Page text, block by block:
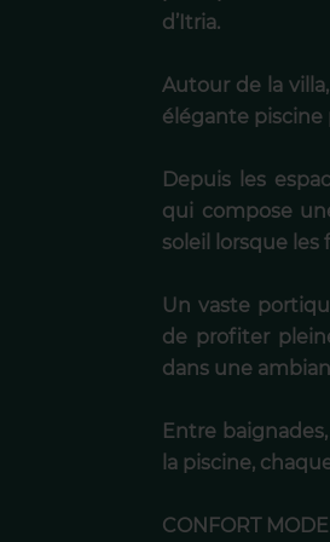
d’Itria.
Autour de la
élégante piscine
Depuis les
qui compose
soleil lorsque les
Un vaste
de profiter
dans une
Entre
la piscine,
CONFORT